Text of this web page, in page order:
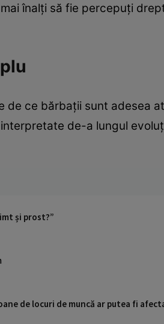
înalți să fie percepuți
de ce bărbații sunt adesea
de-a lungul
și prost?”
de locuri de muncă ar putea fi